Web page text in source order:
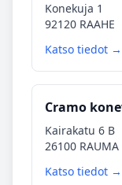
Konekuja 1
92120 RAAHE
Katso tiedot →
Cramo
Kairakatu 6 B
26100 RAUMA
Katso tiedot →